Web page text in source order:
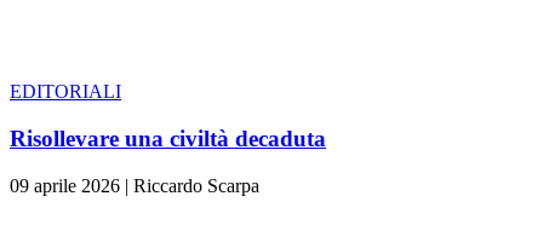
EDITORIALI
Risollevare una civiltà decaduta
09 aprile 2026 | Riccardo Scarpa